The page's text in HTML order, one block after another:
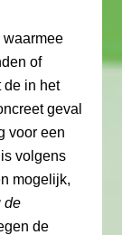
of
de in het
geval
voor een
volgens
mogelijk,
de
de